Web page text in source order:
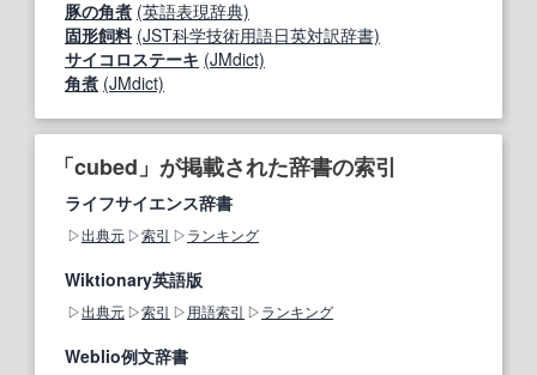
豚の角煮 (英語表現辞典)
固形飼料 (JST科学技術用語日英対訳辞書)
サイコロステーキ (JMdict)
角煮 (JMdict)
「cubed」が掲載された辞書の索引
ライフサイエンス辞書
出典元 索引 ランキング
Wiktionary英語版
出典元 索引 用語索引 ランキング
Weblio例文辞書